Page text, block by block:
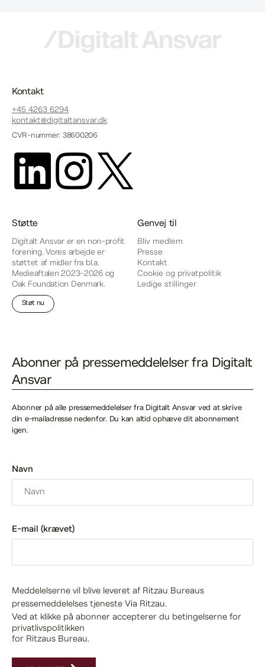
Kontakt
+45 4263 6294
kontakt@digitaltansvar.dk
CVR-nummer: 38600206
Støtte
Digitalt Ansvar er en non-profit
forening. Vores arbejde er
støttet af midler fra bl.a.
Medieaftalen 2023-2026 og
Oak Foundation Denmark.
Støt nu
Genvej til
Bliv medlem
Presse
Kontakt
Cookie og privatpolitik
Ledige stillinger